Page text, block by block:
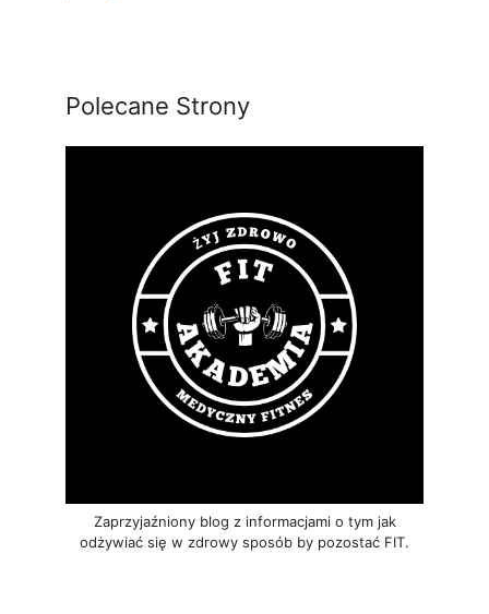
Polecane Strony
Zaprzyjaźniony blog z informacjami o tym jak
odżywiać się w zdrowy sposób by pozostać FIT.